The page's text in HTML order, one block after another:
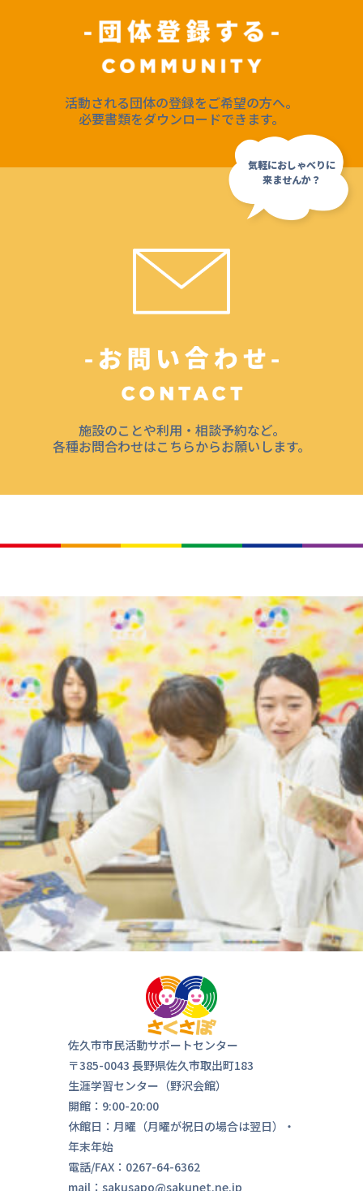
活動される団体の登録をご希望の方へ。
必要書類をダウンロードできます。
施設のことや利用・相談予約など。
各種お問合わせはこちらからお願いします。
佐久市市民活動サポートセンター
〒385-0043 長野県佐久市取出町183
生涯学習センター（野沢会館）
開館：9:00-20:00
休館日：月曜（月曜が祝日の場合は翌日）・
年末年始
電話/FAX：0267-64-6362
mail：sakusapo@sakunet.ne.jp